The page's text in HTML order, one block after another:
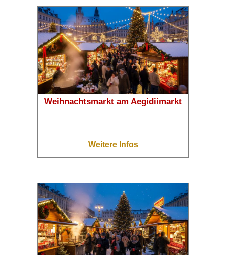
Weihnachtsmarkt am Aegidiimarkt
Weitere Infos